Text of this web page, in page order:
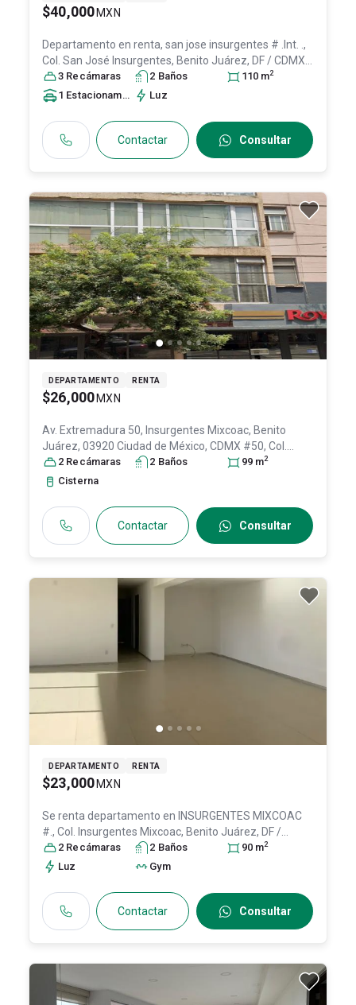
$40,000 MXN
Departamento en renta, san jose insurgentes # .Int. .,
Col. San José Insurgentes, Benito Juárez, DF / CDMX
México, C.P. 03900 , ID:22706293
3 Recámaras 2 Baños 110 m2
1 Estacionamiento Luz
Contactar Consultar
DEPARTAMENTO RENTA
$26,000 MXN
Av. Extremadura 50, Insurgentes Mixcoac, Benito
Juárez, 03920 Ciudad de México, CDMX #50, Col.
Insurgentes Mixcoac,Benito Juárez , DF / CDMX
México, C.P. 03920
2 Recámaras 2 Baños 99 m2
Cisterna
Contactar Consultar
DEPARTAMENTO RENTA
$23,000 MXN
Se renta departamento en INSURGENTES MIXCOAC
#., Col. Insurgentes Mixcoac, Benito Juárez, DF /
CDMX, México, C.P. 03920, ID: 28596641
2 Recámaras 2 Baños 90 m2
Luz Gym
Contactar Consultar